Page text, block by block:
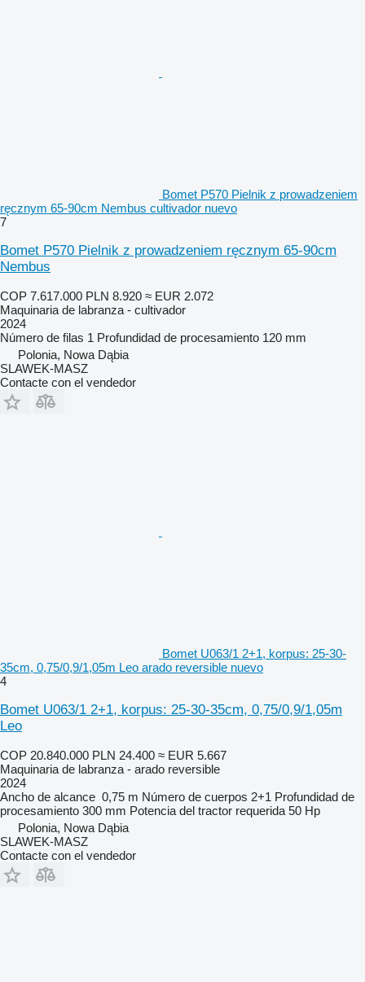
Bomet P570 Pielnik z prowadzeniem
ręcznym 65-90cm Nembus cultivador nuevo
7
Bomet P570 Pielnik z prowadzeniem ręcznym 65-90cm
Nembus
COP 7.617.000 PLN 8.920 ≈ EUR 2.072
Maquinaria de labranza - cultivador
2024
Número de filas 1 Profundidad de procesamiento 120 mm
Polonia, Nowa Dąbia
SLAWEK-MASZ
Contacte con el vendedor
Bomet U063/1 2+1, korpus: 25-30-
35cm, 0,75/0,9/1,05m Leo arado reversible nuevo
4
Bomet U063/1 2+1, korpus: 25-30-35cm, 0,75/0,9/1,05m
Leo
COP 20.840.000 PLN 24.400 ≈ EUR 5.667
Maquinaria de labranza - arado reversible
2024
Ancho de alcance 0,75 m Número de cuerpos 2+1 Profundidad de
procesamiento 300 mm Potencia del tractor requerida 50 Hp
Polonia, Nowa Dąbia
SLAWEK-MASZ
Contacte con el vendedor